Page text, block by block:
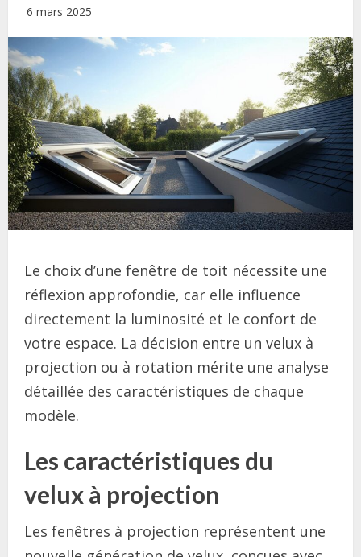
6 mars 2025
Le choix d’une fenêtre de toit nécessite une
réflexion approfondie, car elle influence
directement la luminosité et le confort de
votre espace. La décision entre un velux à
projection ou à rotation mérite une analyse
détaillée des caractéristiques de chaque
modèle.
Les caractéristiques du
velux à projection
Les fenêtres à projection représentent une